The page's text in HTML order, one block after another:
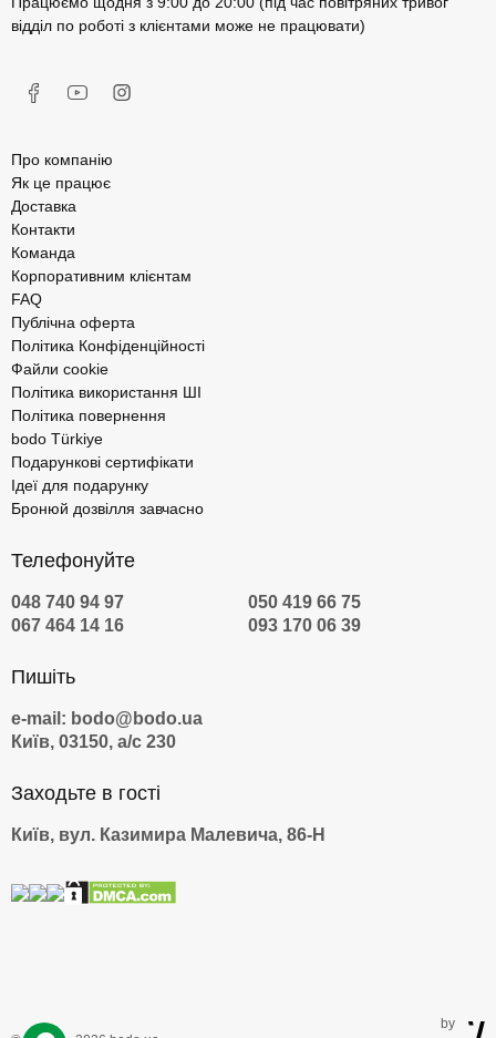
відділ по роботі з клієнтами може не працювати)
Про компанію
Як це працює
Доставка
Контакти
Команда
Корпоративним клієнтам
FAQ
Публічна оферта
Політика Конфіденційності
Файли cookie
Політика використання ШІ
Політика повернення
bodo Türkiye
Подарункові сертифікати
Ідеї для подарунку
Бронюй дозвілля завчасно
Телефонуйте
048 740 94 97
050 419 66 75
067 464 14 16
093 170 06 39
Пишіть
e-mail: bodo@bodo.ua
Київ, 03150, а/с 230
Заходьте в гості
Київ, вул. Казимира Малевича, 86-Н
by